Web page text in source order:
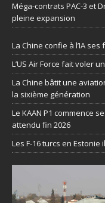
Méga-contrats PAC-3 et
pleine expansion
La Chine confie à l’IA
L’US Air Force fait voler
La Chine bâtit une
la sixième génération
Le KAAN P1 commence
attendu fin 2026
Les F-16 turcs en